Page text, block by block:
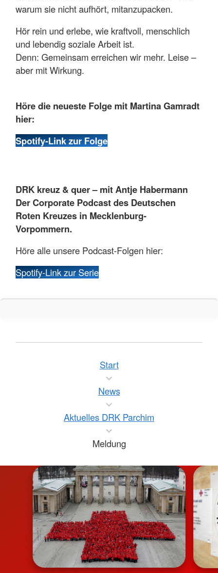
warum sie nicht aufhört, mitanzupacken.
Hör rein und erlebe, wie kraftvoll, menschlich
und lebendig soziale Arbeit ist.
Denn: Gemeinsam erreichen wir mehr. Leise –
aber mit Wirkung.
Höre die neueste Folge mit Martina Gamradt
hier:
Spotify-Link zur Folge
DRK kreuz & quer – mit Antje Habermann
Der Corporate Podcast des Deutschen
Roten Kreuzes in Mecklenburg-
Vorpommern.
Höre alle unsere Podcast-Folgen hier:
Spotify-Link zur Serie
Start
News
Aktuelles DRK Parchim
Meldung